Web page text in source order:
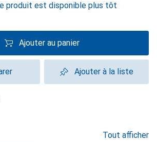
produit est disponible plus tôt
Ajouter au panier
Ajouter à la liste
Tout afficher